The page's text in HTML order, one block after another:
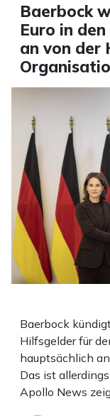
Baerbock
Euro in
an von der
Baerbock
Hilfsgelder für
hauptsächlich
Das ist
Apollo News